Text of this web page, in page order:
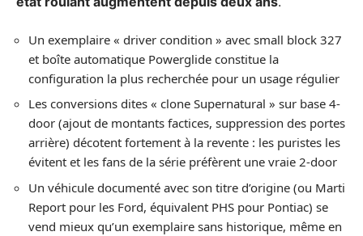
Un exemplaire « driver condition » avec small block 327
et boîte automatique Powerglide constitue la
configuration la plus recherchée pour un usage régulier
Les conversions dites « clone Supernatural » sur base 4-
door (ajout de montants factices, suppression des portes
arrière) décotent fortement à la revente : les puristes les
évitent et les fans de la série préfèrent une vraie 2-door
Un véhicule documenté avec son titre d’origine (ou Marti
Report pour les Ford, équivalent PHS pour Pontiac) se
vend mieux qu’un exemplaire sans historique, même en